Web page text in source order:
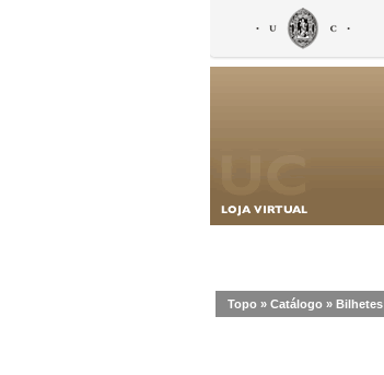
Topo » Catálogo » Bilhetes